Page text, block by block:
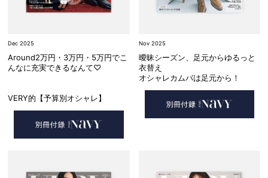
Dec 2025
Around2万円・3万円・5万円でこ
んなに充実できるなんて♡
VERY的【予算別オシャレ】
Nov 2025
曖昧シーズン、足元からゆるっと
衣替え
オシャレカムバは足元から！